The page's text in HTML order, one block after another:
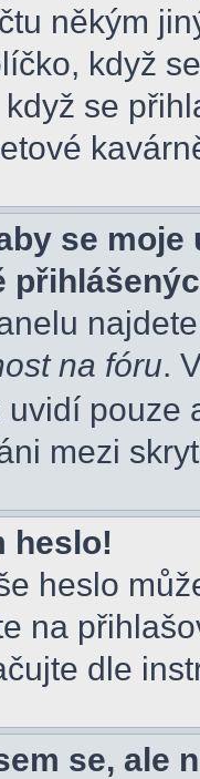
někým
když
se
se
na fóru.
pouze
mezi
heslo!
heslo
na
dle
se, ale